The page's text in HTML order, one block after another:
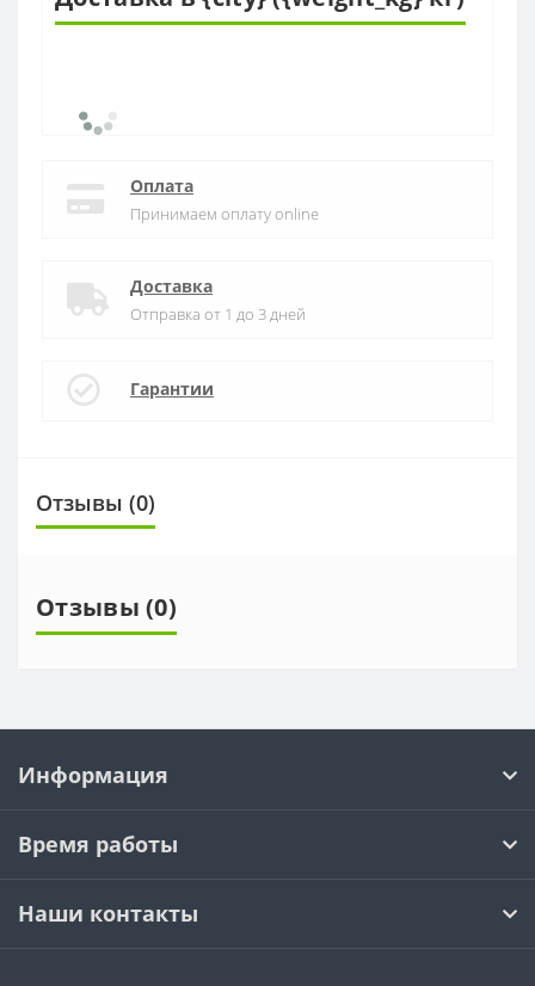
Оплата
Принимаем оплату online
Доставка
Отправка от 1 до 3 дней
Гарантии
Отзывы (0)
Отзывы (0)
Информация
Время работы
Наши контакты